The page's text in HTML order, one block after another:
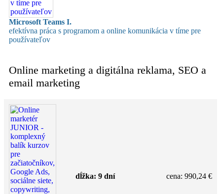
Microsoft Teams I.
efektívna práca s programom a online komunikácia v tíme pre
používateľov
Online marketing a digitálna reklama, SEO a
email marketing
dĺžka: 9 dní cena: 990,24 €